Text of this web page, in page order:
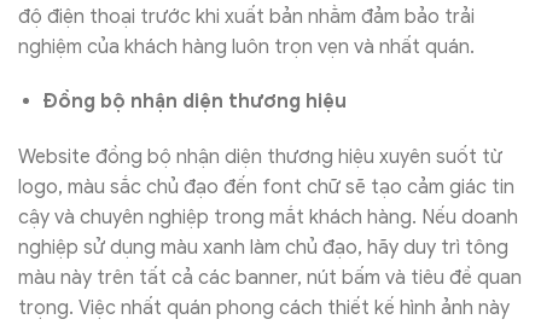
độ điện thoại trước khi xuất bản nhằm đảm bảo trải
nghiệm của khách hàng luôn trọn vẹn và nhất quán.
Đồng bộ nhận diện thương hiệu
Website đồng bộ nhận diện thương hiệu xuyên suốt từ
logo, màu sắc chủ đạo đến font chữ sẽ tạo cảm giác tin
cậy và chuyên nghiệp trong mắt khách hàng. Nếu doanh
nghiệp sử dụng màu xanh làm chủ đạo, hãy duy trì tông
màu này trên tất cả các banner, nút bấm và tiêu đề quan
trọng. Việc nhất quán phong cách thiết kế hình ảnh này